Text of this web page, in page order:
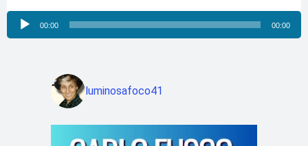
Reproductor
de
00:00 00:00
luminosafoco41